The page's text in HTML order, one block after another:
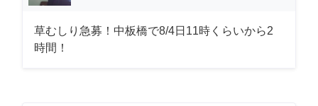
草むしり急募！中板橋で8/4日11時くらいから2
時間！